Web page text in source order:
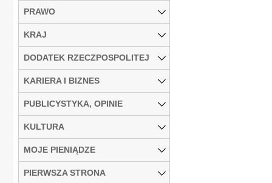
PRAWO
KRAJ
DODATEK RZECZPOSPOLITEJ
KARIERA I BIZNES
PUBLICYSTYKA, OPINIE
KULTURA
MOJE PIENIĄDZE
PIERWSZA STRONA